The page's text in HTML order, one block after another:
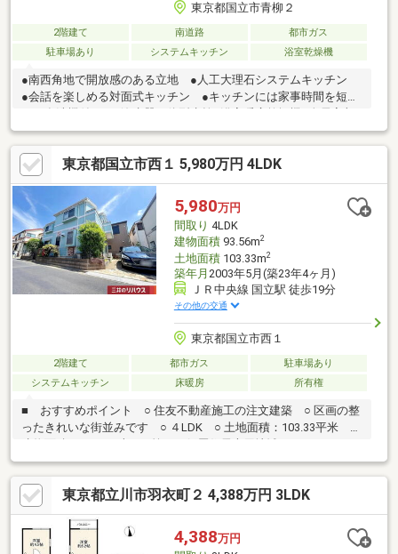
東京都国立市青柳２
2階建て 南道路
都市ガス
駐車場あり
システムキッチン 浴室乾燥機
●南西角地で開放感のある立地 ●人工大理石システムキッチン
●会話を楽しめる対面式キッチン ●キッチンには家事時間を短縮
納スペースあり●掃除やお手入れがしやすい全居室フローリン
グ ●明るく通風良好な全室2面採光●南向きバルコニー●断熱性の
高い複層ガラス◇経験豊かなスタッフが分譲地だけでなく、周辺
環境も合わせてご案内致します。◇平日のご案内も可能です。◇
物件の事、諸費用の事など、小さな疑問もお気軽にご連絡・ご相
談下さい。
東京都国立市西１ 5,980万円 4LDK
5,980万円
間取り 4LDK
建物面積93.56m2
土地面積103.33m2
築年月 2003年5月(築23年4ヶ月)
ＪＲ中央線 国立駅 徒歩19分
その他の交通
東京都国立市西１
2階建て 都市ガス
駐車場あり
システムキッチン
床暖房 所有権
■ おすすめポイント ○ 住友不動産施工の注文建築 ○ 区画の整
ったきれいな街並みです ○ ４LDK ○ 土地面積：103.33平米 ○
履歴 ○ ガス給湯器交換 2017年11月 ○ 食洗機交換2020年 ○
和室畳交換2021年 ○ 1階和室エアコン交換2023年 ○ ガスコンロ
交換2024年 ○ 入り口ラティスフェンス交換2025年1月 ○ 屋根、
外壁塗装2025年2月 ○ 下水道私道部分本管点検、洗浄2026年3
月 ○ 上水道私道部分本管、宅内引き込み管交換2026年3月
東京都立川市羽衣町２ 4,388万円 3LDK
4,388万円